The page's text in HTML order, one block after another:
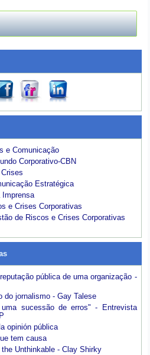
e Comunicação
Corporativo-CBN
Estratégica
Imprensa
e Crises Corporativas
de Riscos e Crises Corporativas
pública de uma organização -
do jornalismo - Gay Talese
sucessão de erros" - Entrevista
opinión pública
tem causa
Unthinkable - Clay Shirky